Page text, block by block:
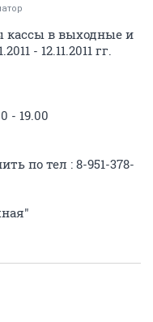
в выходные и
- 12.11.2011 гг.
- 19.00
по тел : 8-951-378-